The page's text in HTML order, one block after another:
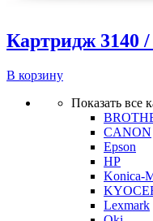
Картридж 3140
В корзину
Показать все
CANON
Epson
HP
Konica-
Lexmark